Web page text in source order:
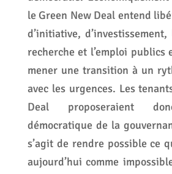
le Green New Deal entend
d’initiative,
recherche et l’emploi publics
mener une transition à un
avec les urgences. Les
Deal proposeraient
démocratique de la
s’agit de rendre possible ce
aujourd’hui comme